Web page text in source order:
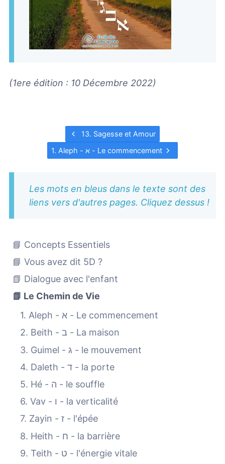
(1ere édition : 10 Décembre 2022)
13. Sagesse et Amour
1. Aleph - א - Le commencement
Les mots en bleus dans le texte sont des
liens vers d'autres pages. Cliquez dessus !
📘 Concepts Essentiels
📘 Vous avez dit 5D ?
📗 Dialogue avec l'enfant
📗 Le Chemin de Vie
1. Aleph - א - Le commencement
2. Beith - ב - La maison
3. Guimel - ג - le mouvement
4. Daleth - ד - la porte
5. Hé - ה - le souffle
6. Vav - ו - la verticalité
7. Zayin - ז - l'épée
8. Heith - ח - la barrière
9. Teith - ט - l'énergie vitale